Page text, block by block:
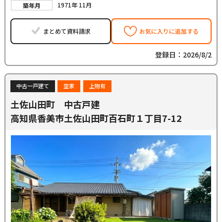
築年月
1971年 11月
まとめて資料請求 お気に入りに追加する
登録日：2026/8/2
中古一戸建て 空家 上物有
土佐山田町 中古戸建
高知県香美市土佐山田町百石町１丁目7-12